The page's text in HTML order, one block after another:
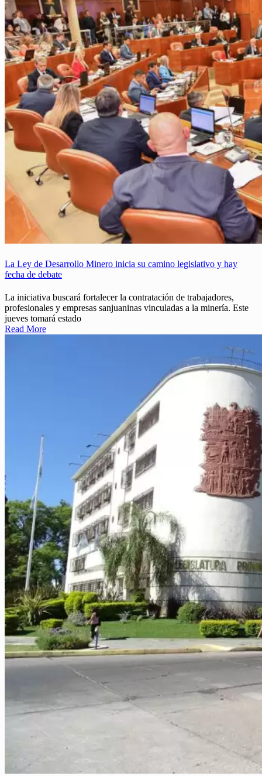
La Ley de Desarrollo Minero inicia su camino legislativo y hay
fecha de debate
La iniciativa buscará fortalecer la contratación de trabajadores,
profesionales y empresas sanjuaninas vinculadas a la minería. Este
jueves tomará estado
Read More